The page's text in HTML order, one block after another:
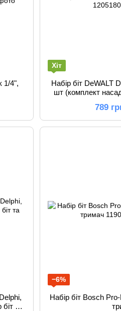
1/4",
Хіт
Набір біт DeWALT
шт (комплект
789
та
−6%
Набір біт Bosch